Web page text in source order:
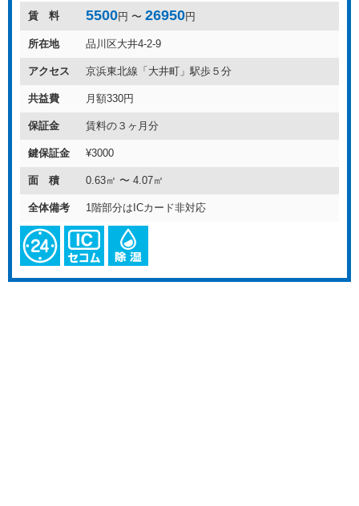
賃 料 5500円 〜 26950円
所在地 品川区大井4-2-9
アクセス 京浜東北線「大井町」駅歩５分
共益費 月額330円
保証金 賃料の３ヶ月分
鍵保証金 ¥3000
面 積 0.63㎡ 〜 4.07㎡
全体備考 1階部分はICカード非対応